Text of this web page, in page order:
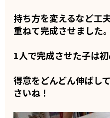
持ち方を変えるなど工
重ねて完成させました。
1人で完成させた子は初
得意をどんどん伸ばし
さいね！